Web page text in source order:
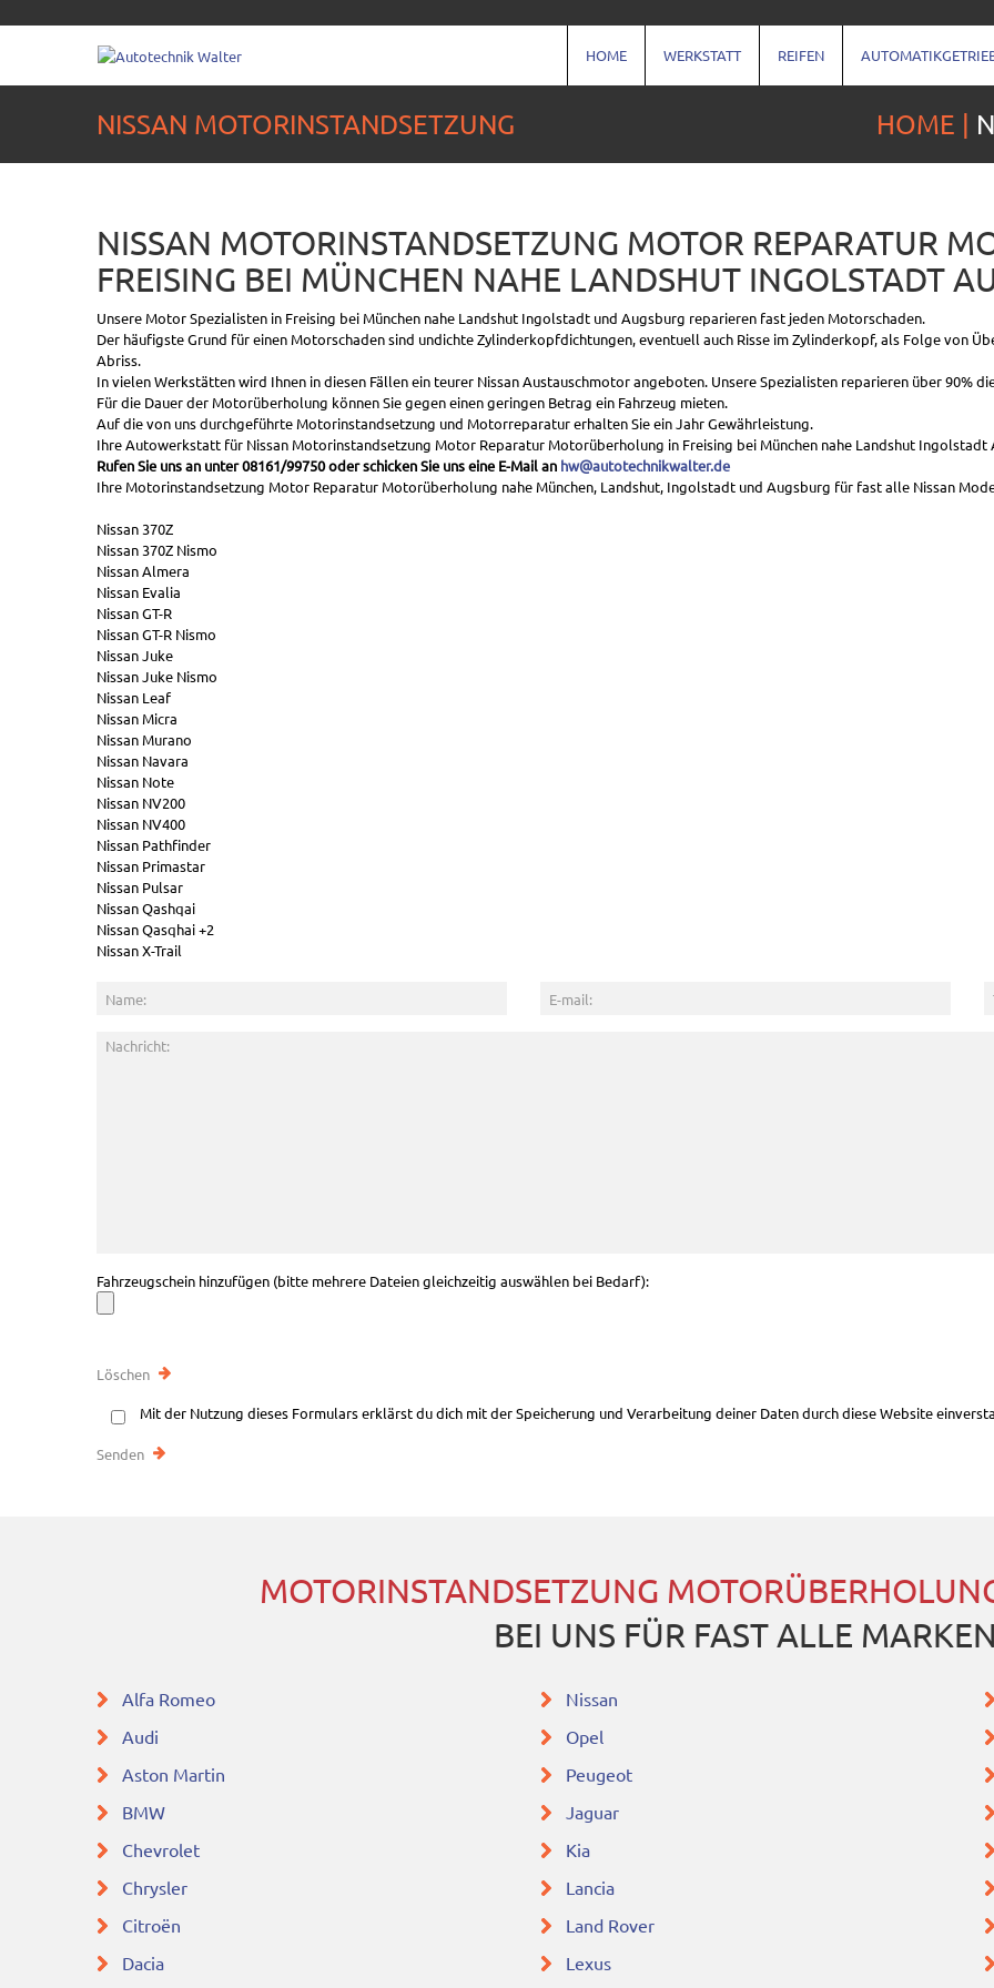
HOME WERKSTATT REIFEN
NISSAN MOTORINSTANDSETZUNG HOME
NISSAN MOTORINSTANDSETZUNG MOTOR REPARATUR
FREISING BEI MÜNCHEN NAHE LANDSHUT INGOLSTADT
Unsere Motor Spezialisten in Freising bei München nahe Landshut Ingolstadt und Augsburg reparieren fast jeden Motorschaden.
Der häufigste Grund für einen Motorschaden sind undichte Zylinderkopfdichtungen, eventuell auch Risse im Zylinderkopf, als Folge von
Abriss.
In vielen Werkstätten wird Ihnen in diesen Fällen ein teurer Nissan Austauschmotor angeboten. Unsere Spezialisten reparieren über 90%
Für die Dauer der Motorüberholung können Sie gegen einen geringen Betrag ein Fahrzeug mieten.
Auf die von uns durchgeführte Motorinstandsetzung und Motorreparatur erhalten Sie ein Jahr Gewährleistung.
Ihre Autowerkstatt für Nissan Motorinstandsetzung Motor Reparatur Motorüberholung in Freising bei München nahe Landshut Ingolstadt
Rufen Sie uns an unter 08161/99750 oder schicken Sie uns eine E-Mail an hw@autotechnikwalter.de
Ihre Motorinstandsetzung Motor Reparatur Motorüberholung nahe München, Landshut, Ingolstadt und Augsburg für fast alle Nissan
Nissan 370Z
Nissan 370Z Nismo
Nissan Almera
Nissan Evalia
Nissan GT-R
Nissan GT-R Nismo
Nissan Juke
Nissan Juke Nismo
Nissan Leaf
Nissan Micra
Nissan Murano
Nissan Navara
Nissan Note
Nissan NV200
Nissan NV400
Nissan Pathfinder
Nissan Primastar
Nissan Pulsar
Nissan Qashqai
Nissan Qasqhai +2
Nissan X-Trail
Fahrzeugschein hinzufügen (bitte mehrere Dateien gleichzeitig auswählen bei Bedarf):
Mit der Nutzung dieses Formulars erklärst du dich mit der Speicherung und Verarbeitung deiner Daten durch diese Website
MOTORINSTANDSETZUNG
BEI UNS FÜR FAST ALLE MARKEN
Alfa Romeo
Audi
Aston Martin
BMW
Chevrolet
Chrysler
Citroën
Dacia
Nissan
Opel
Peugeot
Jaguar
Kia
Lancia
Land Rover
Lexus